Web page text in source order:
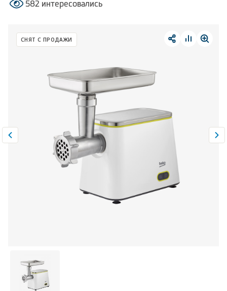
Посудомоечные машины
Встраиваемая техника
Малая бытовая техника
Климатическая техника
Сравнить 0
582 интересовались
СНЯТ С ПРОДАЖИ